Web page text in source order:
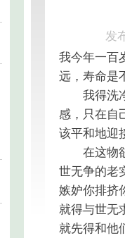
发
我今年一百
远，寿命是
我得洗净
感，只在自
该平和地迎
在这物欲
世无争的老
嫉妒你排挤
就得与世无
就先得和他